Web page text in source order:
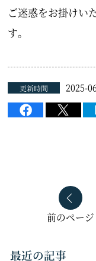
ご迷惑をお掛けい
す。
更新時間 2025-
前のページ
最近の記事